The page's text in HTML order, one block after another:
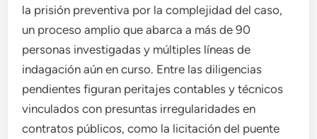
la prisión preventiva por la complejidad del caso,
un proceso amplio que abarca a más de 90
personas investigadas y múltiples líneas de
indagación aún en curso. Entre las diligencias
pendientes figuran peritajes contables y técnicos
vinculados con presuntas irregularidades en
contratos públicos, como la licitación del puente